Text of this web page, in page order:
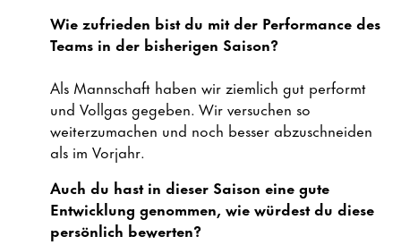
Wie zufrieden bist du mit der Performance des
Teams in der bisherigen Saison?
Als Mannschaft haben wir ziemlich gut performt
und Vollgas gegeben. Wir versuchen so
weiterzumachen und noch besser abzuschneiden
als im Vorjahr.
Auch du hast in dieser Saison eine gute
Entwicklung genommen, wie würdest du diese
persönlich bewerten?